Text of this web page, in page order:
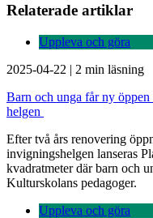
Relaterade artiklar
Uppleva och göra
2025-04-22 | 2 min läsning
Barn och unga får ny
helgen
Efter två års renovering
invigningshelgen lanseras
kvadratmeter där barn och
Kulturskolans pedagoger.
Uppleva och göra